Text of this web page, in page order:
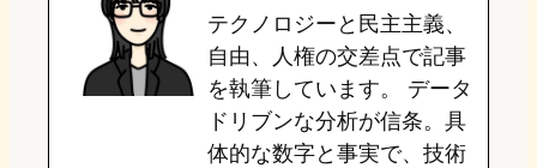
d
o
n
k
y
o
k
a
テクノロジーと民主主義、
自由、人権の交差点で記事
を執筆しています。 データ
ドリブンな分析が信条。具
体的な数字と事実で、技術